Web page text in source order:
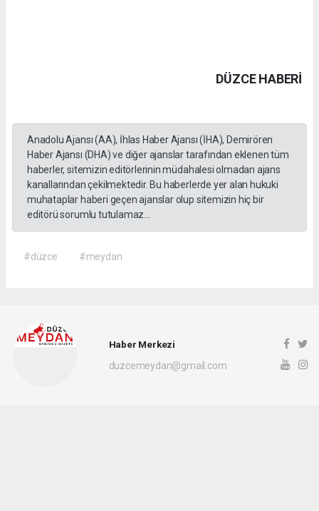
DÜZCE HABERİ
Anadolu Ajansı (AA), İhlas Haber Ajansı (İHA), Demirören
Haber Ajansı (DHA) ve diğer ajanslar tarafından eklenen tüm
haberler, sitemizin editörlerinin müdahalesi olmadan ajans
kanallarından çekilmektedir. Bu haberlerde yer alan hukuki
muhataplar haberi geçen ajanslar olup sitemizin hiç bir
editörü sorumlu tutulamaz...
#düzce #meydan
Haber Merkezi
duzcemeydan@gmail.com